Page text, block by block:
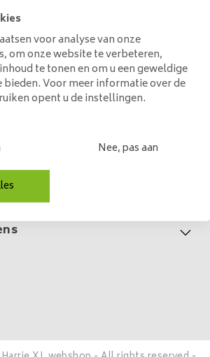
Eettafel mangohout | X-
poot
525,00
voor analyse van onze
om onze website te verbeteren,
te tonen en om u een geweldige
Voor meer informatie over de
opent u de instellingen.
Nee, pas aan